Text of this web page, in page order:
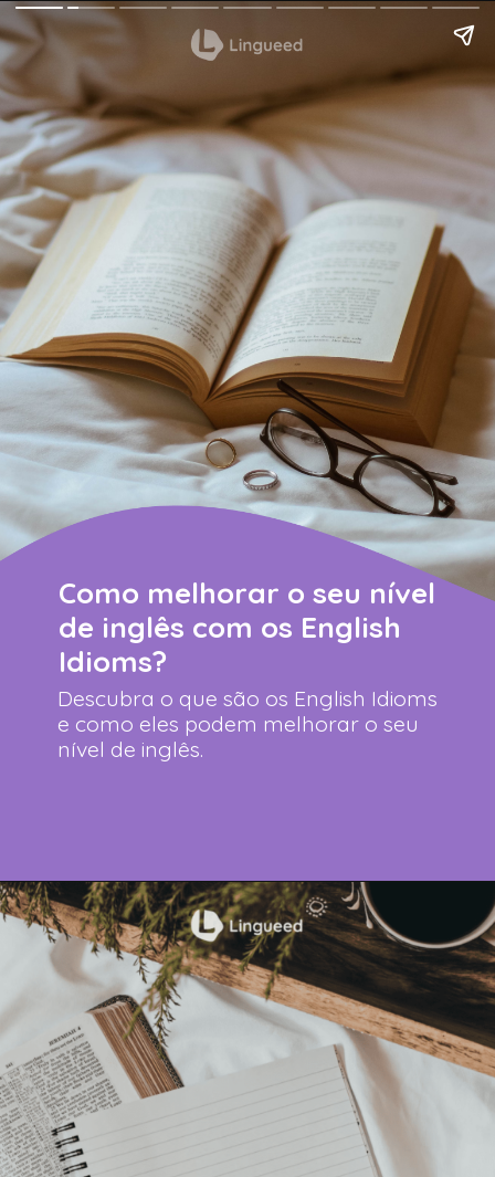
Descubra o que são os English Idioms
e como eles podem melhorar o seu
nível de inglês.
Como melhorar o seu nível
de inglês com os English
Idioms?